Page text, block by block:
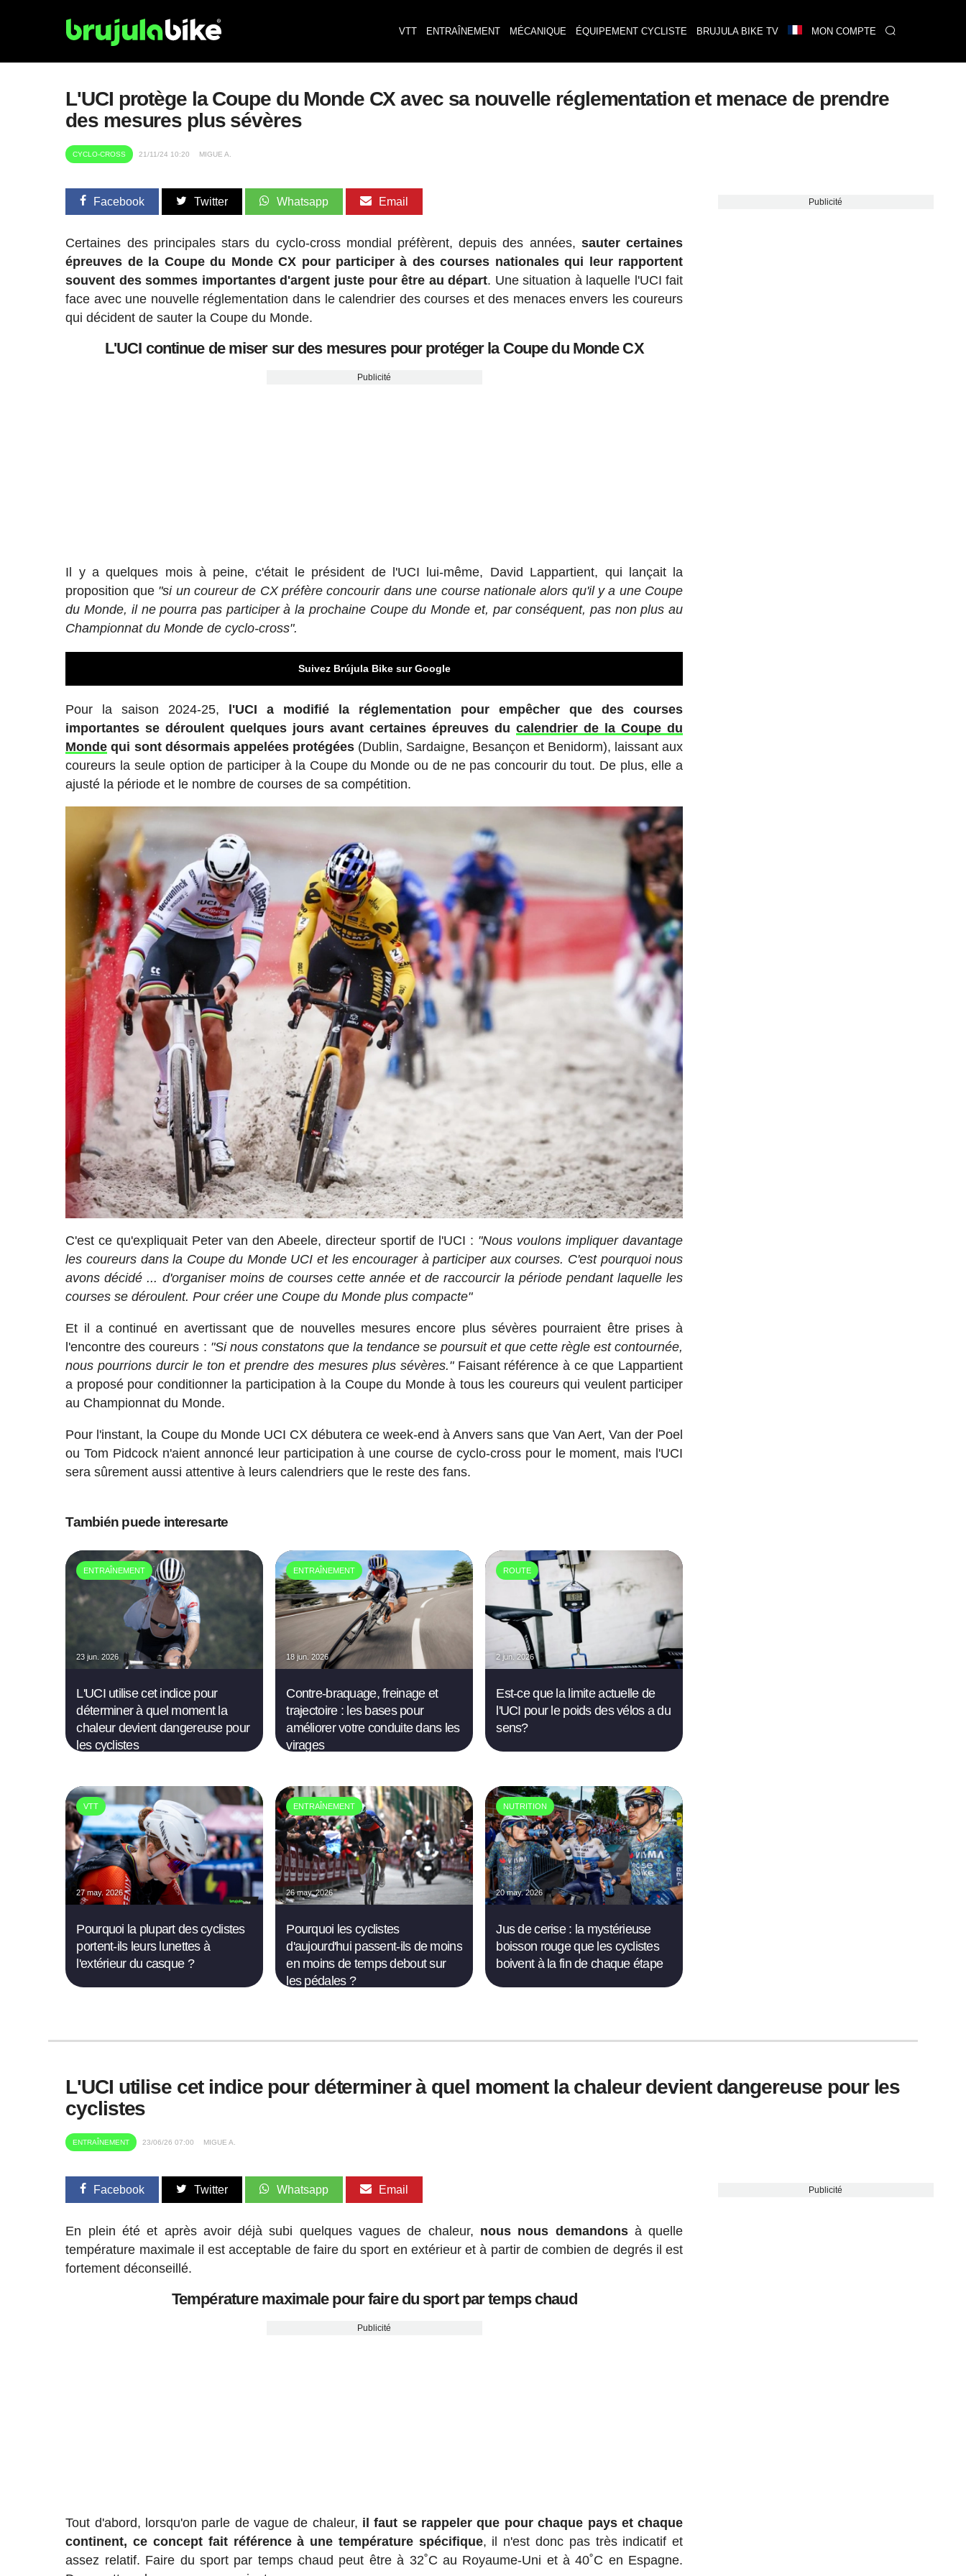
VTT ENTRAÎNEMENT MÉCANIQUE ÉQUIPEMENT CYCLISTE BRUJULA BIKE TV MON COMPTE
L'UCI protège la Coupe du Monde CX avec sa nouvelle réglementation et menace de prendre
des mesures plus sévères
CYCLO-CROSS 21/11/24 10:20 MIGUE A.
Facebook Twitter Whatsapp Email
Certaines des principales stars du cyclo-cross mondial préfèrent, depuis des années, sauter certaines
épreuves de la Coupe du Monde CX pour participer à des courses nationales qui leur rapportent
souvent des sommes importantes d'argent juste pour être au départ. Une situation à laquelle l'UCI fait
face avec une nouvelle réglementation dans le calendrier des courses et des menaces envers les coureurs
qui décident de sauter la Coupe du Monde.
L'UCI continue de miser sur des mesures pour protéger la Coupe du Monde CX
Publicité
Il y a quelques mois à peine, c'était le président de l'UCI lui-même, David Lappartient, qui lançait la
proposition que "si un coureur de CX préfère concourir dans une course nationale alors qu'il y a une Coupe
du Monde, il ne pourra pas participer à la prochaine Coupe du Monde et, par conséquent, pas non plus au
Championnat du Monde de cyclo-cross".
Suivez Brújula Bike sur Google
Pour la saison 2024-25,
l'UCI a modifié la réglementation pour empêcher que des courses
importantes se déroulent quelques jours avant certaines épreuves ducalendrier de la Coupe du
Monde qui sont désormais appelées protégées(Dublin, Sardaigne, Besançon et Benidorm), laissant aux
coureurs la seule option de participer à la Coupe du Monde ou de ne pas concourir du tout. De plus, elle a
ajusté la période et le nombre de courses de sa compétition.
C'est ce qu'expliquait Peter van den Abeele, directeur sportif de l'UCI : "Nous voulons impliquer davantage
les coureurs dans la Coupe du Monde UCI et les encourager à participer aux courses. C'est pourquoi nous
avons décidé ... d'organiser moins de courses cette année et de raccourcir la période pendant laquelle les
courses se déroulent. Pour créer une Coupe du Monde plus compacte"
Et il a continué en avertissant que de nouvelles mesures encore plus sévères pourraient être prises à
l'encontre des coureurs : "Si nous constatons que la tendance se poursuit et que cette règle est contournée,
nous pourrions durcir le ton et prendre des mesures plus sévères."Faisant référence à ce que Lappartient
a proposé pour conditionner la participation à la Coupe du Monde à tous les coureurs qui veulent participer
au Championnat du Monde.
Pour l'instant, la Coupe du Monde UCI CX débutera ce week-end à Anvers sans que Van Aert, Van der Poel
ou Tom Pidcock n'aient annoncé leur participation à une course de cyclo-cross pour le moment, mais l'UCI
sera sûrement aussi attentive à leurs calendriers que le reste des fans.
También puede interesarte
ENTRAÎNEMENT
23 jun. 2026
L'UCI utilise cet indice pour
déterminer à quel moment la
chaleur devient dangereuse pour
les cyclistes
ENTRAÎNEMENT
18 jun. 2026
Contre-braquage, freinage et
trajectoire : les bases pour
améliorer votre conduite dans les
virages
ROUTE
2 jun. 2026
Est-ce que la limite actuelle de
l'UCI pour le poids des vélos a du
sens?
VTT
27 may. 2026
Pourquoi la plupart des cyclistes
portent-ils leurs lunettes à
l'extérieur du casque ?
ENTRAÎNEMENT
26 may. 2026
Pourquoi les cyclistes
d'aujourd'hui passent-ils de moins
en moins de temps debout sur
les pédales ?
NUTRITION
20 may. 2026
Jus de cerise : la mystérieuse
boisson rouge que les cyclistes
boivent à la fin de chaque étape
Publicité
L'UCI utilise cet indice pour déterminer à quel moment la chaleur devient dangereuse pour les
cyclistes
ENTRAÎNEMENT 23/06/26 07:00 MIGUE A.
Facebook Twitter Whatsapp Email
En plein été et après avoir déjà subi quelques vagues de chaleur, nous nous demandonsà quelle
température maximale il est acceptable de faire du sport en extérieur et à partir de combien de degrés il est
fortement déconseillé.
Température maximale pour faire du sport par temps chaud
Publicité
Tout d'abord, lorsqu'on parle de vague de chaleur, il faut se rappeler que pour chaque pays et chaque
continent, ce concept fait référence à une température spécifique, il n'est donc pas très indicatif et
assez relatif. Faire du sport par temps chaud peut être à 32˚C au Royaume-Uni et à 40˚C en Espagne.
Publicité